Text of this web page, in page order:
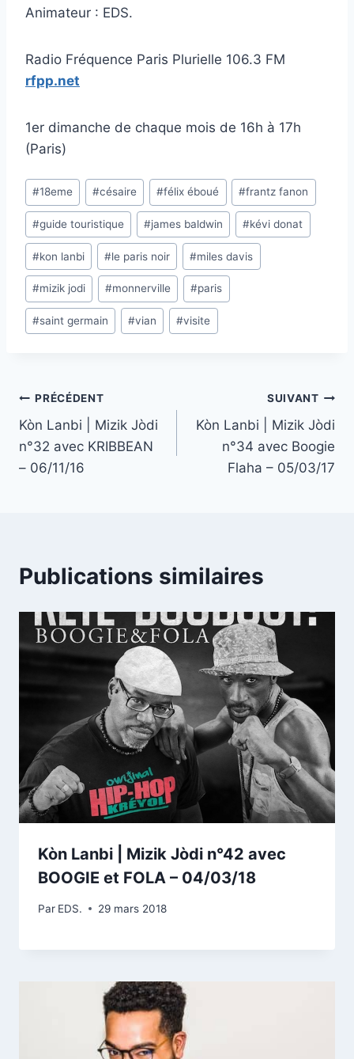
Animateur : EDS.
Radio Fréquence Paris Plurielle 106.3 FM
rfpp.net
1er dimanche de chaque mois de 16h à 17h
(Paris)
Étiquettes
de
la
publication :
#18eme #césaire #félix éboué #frantz fanon
#guide touristique #james baldwin #kévi donat
#kon lanbi #le paris noir #miles davis
#mizik jodi #monnerville #paris
#saint germain #vian #visite
Navigation
de
l’article
PRÉCÉDENT
Kòn Lanbi | Mizik Jòdi
n°32 avec KRIBBEAN
– 06/11/16
SUIVANT
Kòn Lanbi | Mizik Jòdi
n°34 avec Boogie
Flaha – 05/03/17
Publications similaires
Kòn Lanbi | Mizik Jòdi n°42 avec
BOOGIE et FOLA – 04/03/18
Par EDS. 29 mars 2018